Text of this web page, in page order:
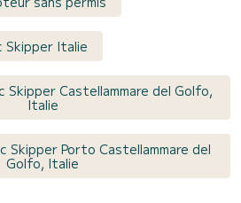
Skipper Italie
Skipper Castellammare del Golfo,
Italie
Skipper Porto Castellammare del
Golfo, Italie